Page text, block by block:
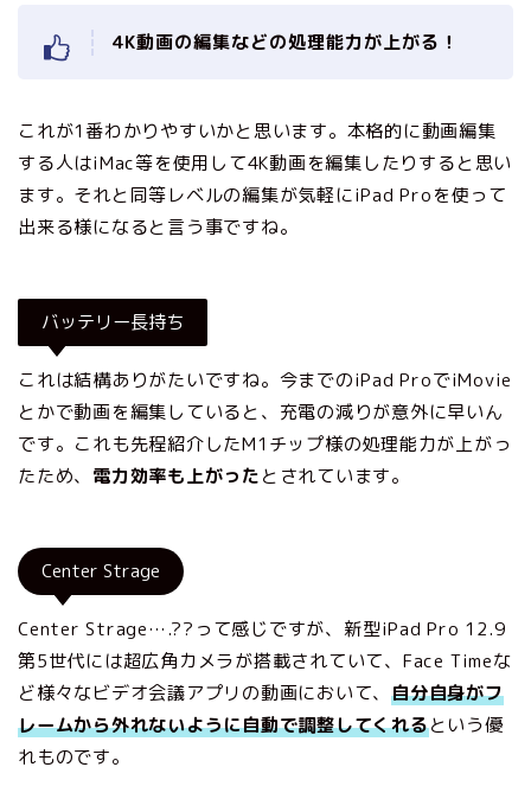
4K動画の編集などの処理能力が上がる！
これが1番わかりやすいかと思います。本格的に動画編集
する人はiMac等を使用して4K動画を編集したりすると思い
ます。それと同等レベルの編集が気軽にiPad Proを使って
出来る様になると言う事ですね。
バッテリー長持ち
これは結構ありがたいですね。今までのiPad ProでiMovie
とかで動画を編集していると、充電の減りが意外に早いん
です。これも先程紹介したM1チップ様の処理能力が上がっ
たため、 電力効率も上がったとされています。
Center Strage
Center Strage….??って感じですが、新型iPad Pro 12.9
第5世代には超広角カメラが搭載されていて、Face Timeな
ど様々なビデオ会議アプリの動画において、自分自身がフ
レームから外れないように自動で調整してくれるという優
れものです。